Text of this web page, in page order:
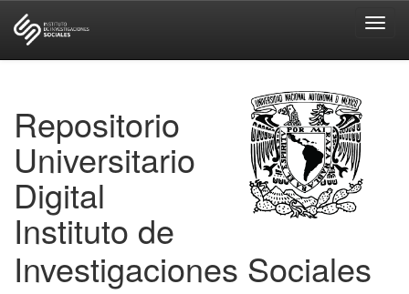
Repositorio
Universitario
Digital
Instituto de
Investigaciones Sociales